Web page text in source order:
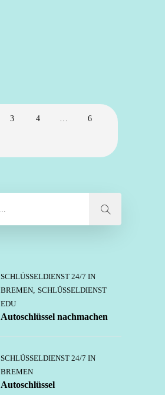
3 4 … 6
SCHLÜSSELDIENST 24/7 IN
BREMEN, SCHLÜSSELDIENST
EDU
Autoschlüssel nachmachen
SCHLÜSSELDIENST 24/7 IN
BREMEN
Autoschlüssel